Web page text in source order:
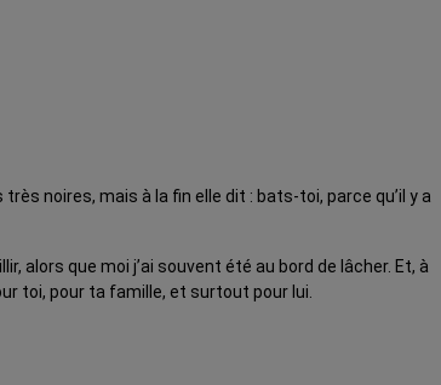
noires, mais à la fin elle dit : bats-toi, parce qu’il y a
alors que moi j’ai souvent été au bord de lâcher. Et, à
toi, pour ta famille, et surtout pour lui.